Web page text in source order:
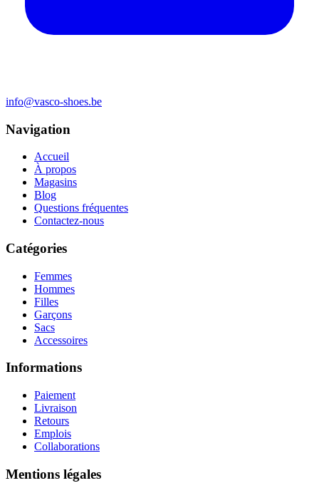
info@vasco-shoes.be
Navigation
Accueil
À propos
Magasins
Blog
Questions fréquentes
Contactez-nous
Catégories
Femmes
Hommes
Filles
Garçons
Sacs
Accessoires
Informations
Paiement
Livraison
Retours
Emplois
Collaborations
Mentions légales